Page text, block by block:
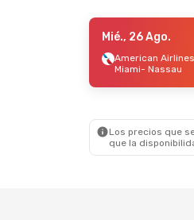
- Vie., 25 Set.
Directo
- Nassau
- Lun., 14 Set.
Mié., 26 Ago.
American Airlines
Miami- Nassau
Los precios que
que la